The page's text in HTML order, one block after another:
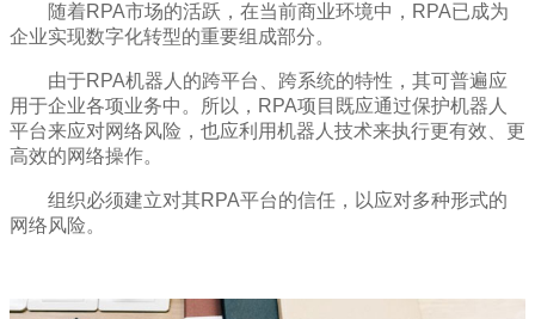
随着RPA市场的活跃，在当前商业环境中，RPA已成为
企业实现数字化转型的重要组成部分。
由于RPA机器人的跨平台、跨系统的特性，其可普遍应
用于企业各项业务中。所以，RPA项目既应通过保护机器人
平台来应对网络风险，也应利用机器人技术来执行更有效、更
高效的网络操作。
组织必须建立对其RPA平台的信任，以应对多种形式的
网络风险。